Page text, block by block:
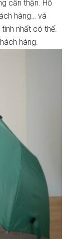
cẩn thận. Hỗ
hàng… và
nhất có thể.
hàng.